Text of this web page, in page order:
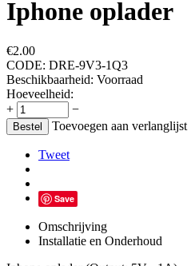
Iphone oplader
€2.00
CODE: DRE-9V3-1Q3
Beschikbaarheid: Voorraad
Hoeveelheid:
+
−
Bestel Toevoegen aan verlanglijst
Tweet
Save
Omschrijving
Installatie en Onderhoud